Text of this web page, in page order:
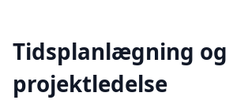
Tidsplanlægning og
projektledelse